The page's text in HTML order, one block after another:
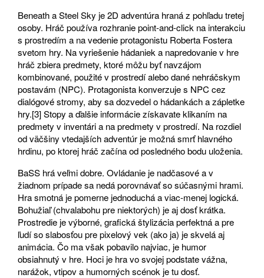
Beneath a Steel Sky je 2D adventúra hraná z pohľadu tretej
osoby. Hráč používa rozhranie point-and-click na interakciu
s prostredím a na vedenie protagonistu Roberta Fostera
svetom hry. Na vyriešenie hádaniek a napredovanie v hre
hráč zbiera predmety, ktoré môžu byť navzájom
kombinované, použité v prostredí alebo dané nehráčskym
postavám (NPC). Protagonista konverzuje s NPC cez
dialógové stromy, aby sa dozvedel o hádankách a zápletke
hry.[3] Stopy a ďalšie informácie získavate klikaním na
predmety v inventári a na predmety v prostredí. Na rozdiel
od väčšiny vtedajších adventúr je možná smrť hlavného
hrdinu, po ktorej hráč začína od posledného bodu uloženia.
BaSS hrá veľmi dobre. Ovládanie je nadčasové a v
žiadnom prípade sa nedá porovnávať so súčasnými hrami.
Hra smotná je pomerne jednoduchá a viac-menej logická.
Bohužiaľ (chvalabohu pre niektorých) je aj dosť krátka.
Prostredie je výborné, grafická štylizácia perfektná a pre
ľudí so slabosťou pre pixelový vek (ako ja) je skvelá aj
animácia. Čo ma však pobavilo najviac, je humor
obsiahnutý v hre. Hoci je hra vo svojej podstate vážna,
narážok, vtipov a humorných scénok je tu dosť.